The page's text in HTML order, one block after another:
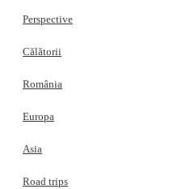
Perspective
Călătorii
România
Europa
Asia
Road trips